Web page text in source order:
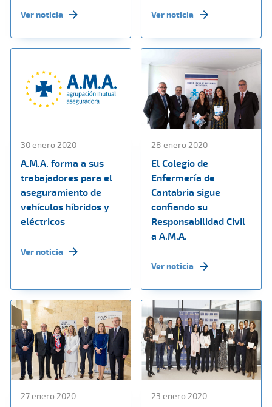
Ver noticia Ver noticia
30 enero 2020
A.M.A. forma a sus
trabajadores para el
aseguramiento de
vehículos híbridos y
eléctricos
Ver noticia
28 enero 2020
El Colegio de
Enfermería de
Cantabria sigue
confiando su
Responsabilidad Civil
a A.M.A.
Ver noticia
27 enero 2020 23 enero 2020